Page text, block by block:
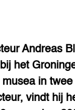
Andreas
het
in
vindt hij